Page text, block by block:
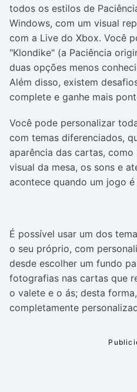
todos os estilos de
Windows, com um visual
com a Live do Xbox. Você
"Klondike" (a Paciência
duas opções menos
Além disso, existem
complete e ganhe mais
Você pode personalizar
com temas diferenciados,
aparência das cartas,
visual da mesa, os sons e
acontece quando um jogo é
É possível usar um dos
o seu próprio, com
desde escolher um fundo
fotografias nas cartas que
o valete e o ás; desta
completamente